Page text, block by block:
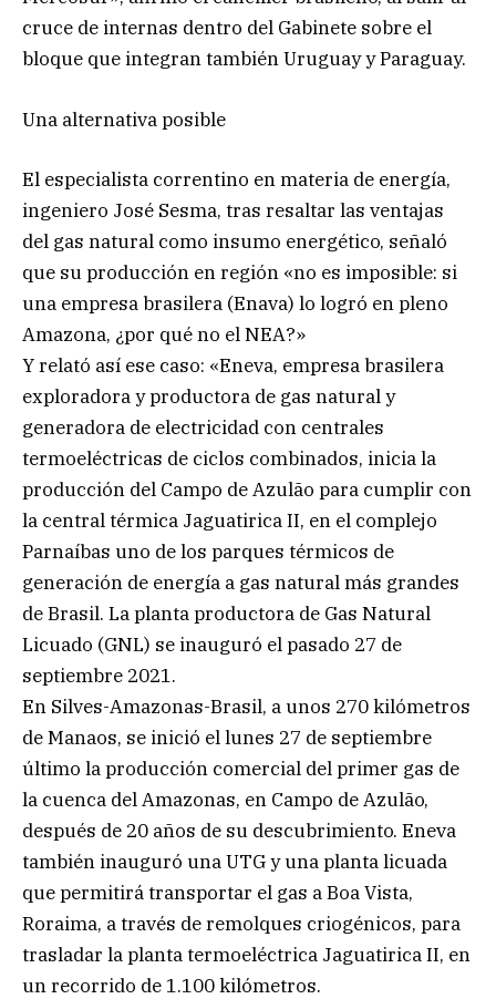
cruce de internas dentro del Gabinete sobre el
bloque que integran también Uruguay y Paraguay.
Una alternativa posible
El especialista correntino en materia de energía,
ingeniero José Sesma, tras resaltar las ventajas
del gas natural como insumo energético, señaló
que su producción en región «no es imposible: si
una empresa brasilera (Enava) lo logró en pleno
Amazona, ¿por qué no el NEA?»
Y relató así ese caso: «Eneva, empresa brasilera
exploradora y productora de gas natural y
generadora de electricidad con centrales
termoeléctricas de ciclos combinados, inicia la
producción del Campo de Azulão para cumplir con
la central térmica Jaguatirica II, en el complejo
Parnaíbas uno de los parques térmicos de
generación de energía a gas natural más grandes
de Brasil. La planta productora de Gas Natural
Licuado (GNL) se inauguró el pasado 27 de
septiembre 2021.
En Silves-Amazonas-Brasil, a unos 270 kilómetros
de Manaos, se inició el lunes 27 de septiembre
último la producción comercial del primer gas de
la cuenca del Amazonas, en Campo de Azulão,
después de 20 años de su descubrimiento. Eneva
también inauguró una UTG y una planta licuada
que permitirá transportar el gas a Boa Vista,
Roraima, a través de remolques criogénicos, para
trasladar la planta termoeléctrica Jaguatirica II, en
un recorrido de 1.100 kilómetros.